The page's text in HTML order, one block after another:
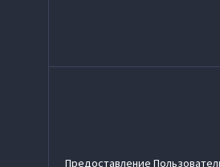
Предоставление